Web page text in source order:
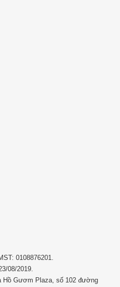
0108876201.
08/2019.
Hồ Gươm Plaza, số 102 đường